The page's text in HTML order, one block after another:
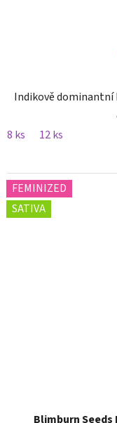
Indikově dominantní
8 ks
12 ks
FEMINIZED
SATIVA
Blimburn